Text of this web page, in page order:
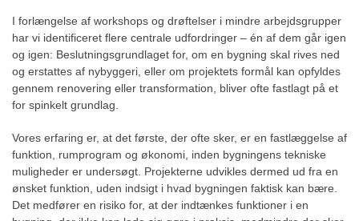
I forlængelse af workshops og drøftelser i mindre arbejdsgrupper
har vi identificeret flere centrale udfordringer – én af dem går igen
og igen: Beslutningsgrundlaget for, om en bygning skal rives ned
og erstattes af nybyggeri, eller om projektets formål kan opfyldes
gennem renovering eller transformation, bliver ofte fastlagt på et
for spinkelt grundlag.
Vores erfaring er, at det første, der ofte sker, er en fastlæggelse af
funktion, rumprogram og økonomi, inden bygningens tekniske
muligheder er undersøgt. Projekterne udvikles dermed ud fra en
ønsket funktion, uden indsigt i hvad bygningen faktisk kan bære.
Det medfører en risiko for, at der indtænkes funktioner i en